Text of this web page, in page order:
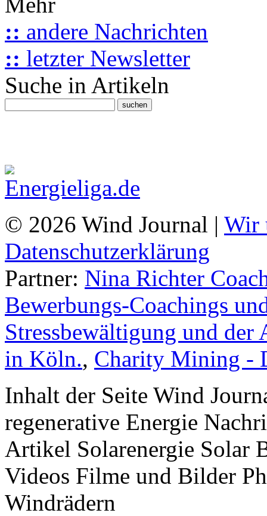
:: andere Nachrichten
:: letzter Newsletter
Suche in Artikeln
© 2026 Wind Journal | Wir
Datenschutzerklärung
Partner: Nina Richter
Bewerbungs-Coachings
Stressbewältigung und
in Köln., Charity Mining -
Inhalt der Seite Wind
regenerative Energie
Artikel Solarenergie Solar
Videos Filme und Bilder
Windrädern